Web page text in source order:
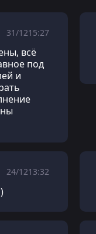
31/1215:27
всё
под
и
24/1213:32